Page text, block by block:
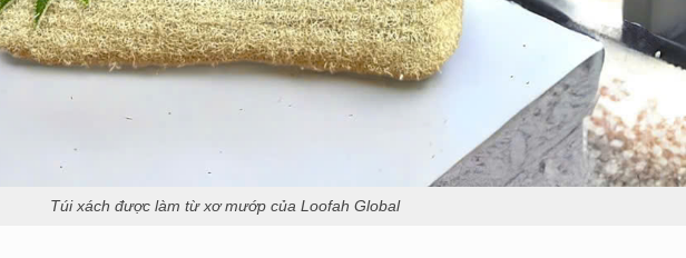
Túi xách được làm từ xơ mướp của Loofah Global